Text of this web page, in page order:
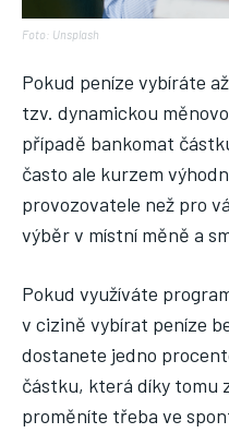
Foto: Unsplash
Pokud peníze vybíráte
tzv. dynamickou
případě bankomat
často ale kurzem
provozovatele než pro
výběr v místní měně a
Pokud využíváte
v cizině vybírat peníze
dostanete jedno
částku, která díky tomu
proměníte třeba ve